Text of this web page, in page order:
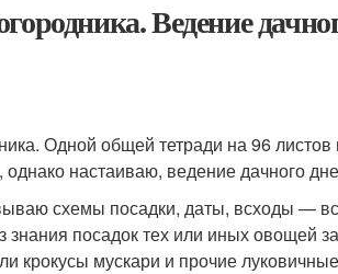
Ведение
Одной общей тетради на 96
настаиваю, ведение дачного
схемы посадки, даты, всходы —
посадок тех или иных овощей
крокусы мускари и прочие